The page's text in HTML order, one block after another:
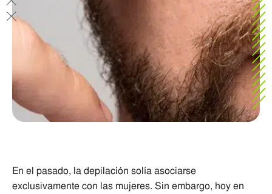
En el pasado, la depilación solía asociarse
exclusivamente con las mujeres. Sin embargo, hoy en